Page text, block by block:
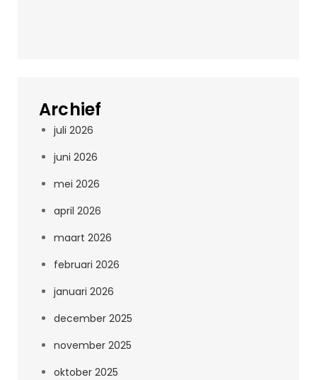
Archief
juli 2026
juni 2026
mei 2026
april 2026
maart 2026
februari 2026
januari 2026
december 2025
november 2025
oktober 2025